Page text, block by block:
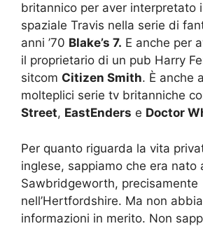
britannico per aver interpretato
spaziale Travis nella serie di
anni ’70 Blake’s 7. E anche per
il proprietario di un pub Harry
sitcom Citizen Smith. È anche
molteplici serie tv britanniche
Street, EastEnders e Doctor
Per quanto riguarda la vita
inglese, sappiamo che era nato
Sawbridgeworth, precisamente
nell’Hertfordshire. Ma non
informazioni in merito. Non